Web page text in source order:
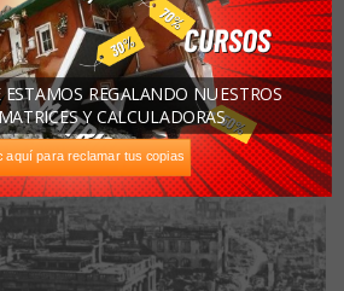
fueron reconstruidos la plaza del mercado,
y los palacios así como el casco antiguo.
aquí para reclamar tus copias
REGALANDO NUESTROS
Y CALCULADORAS